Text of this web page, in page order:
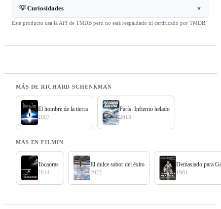
💡 Curiosidades ▼
Este producto usa la API de TMDB pero no está respaldado ni certificado por TMDB.
MÁS DE RICHARD SCHENKMAN
El hombre de la tierra
2007
París: Infierno helado
2013
MÁS EN FILMIN
Tocaoras
2014
El dulce sabor del éxito
2022
Demasiado para
1981